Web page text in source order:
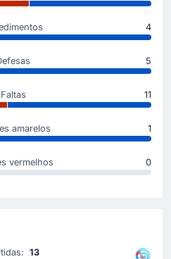
4
5
Faltas 11
amarelos 1
vermelhos 0
13